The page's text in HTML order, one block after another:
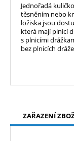
Jednořadá
těsněním nebo
ložiska jsou
která mají plnicí
s plnicími
bez plnicích
ZAŘAZENÍ